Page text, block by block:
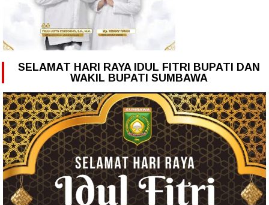
SELAMAT HARI RAYA IDUL FITRI BUPATI DAN
WAKIL BUPATI SUMBAWA